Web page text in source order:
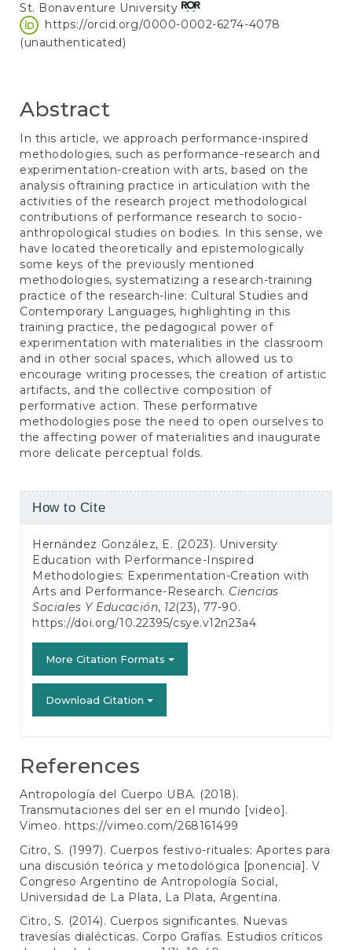
Article
Content
St. Bonaventure University
https://orcid.org/0000-0002-6274-4078
(unauthenticated)
Abstract
In this article, we approach performance-inspired
methodologies, such as performance-research and
experimentation-creation with arts, based on the
analysis oftraining practice in articulation with the
activities of the research project methodological
contributions of performance research to socio-
anthropological studies on bodies. In this sense, we
have located theoretically and epistemologically
some keys of the previously mentioned
methodologies, systematizing a research-training
practice of the research-line: Cultural Studies and
Contemporary Languages, highlighting in this
training practice, the pedagogical power of
experimentation with materialities in the classroom
and in other social spaces, which allowed us to
encourage writing processes, the creation of artistic
artifacts, and the collective composition of
performative action. These performative
methodologies pose the need to open ourselves to
the affecting power of materialities and inaugurate
more delicate perceptual folds.
Article
How to Cite
Hernández González, E. (2023). University
Education with Performance-Inspired
Methodologies: Experimentation-Creation with
Arts and Performance-Research. Ciencias
Sociales Y Educación, 12(23), 77-90.
https://doi.org/10.22395/csye.v12n23a4
More Citation Formats
Download Citation
References
Antropología del Cuerpo UBA. (2018).
Transmutaciones del ser en el mundo [video].
Vimeo. https://vimeo.com/268161499
Citro, S. (1997). Cuerpos festivo-rituales: Aportes para
una discusión teórica y metodológica [ponencia]. V
Congreso Argentino de Antropología Social,
Universidad de La Plata, La Plata, Argentina.
Citro, S. (2014). Cuerpos significantes. Nuevas
travesías dialécticas. Corpo Grafías. Estudios críticos